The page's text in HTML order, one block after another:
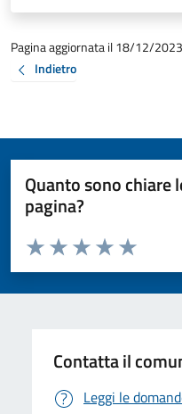
Pagina aggiornata il 18/12/
Indietro
Quanto sono chiare
pagina?
Valuta da 1 a 5 stelle la pagina
Valuta 5
Valuta 4
Valuta 3 stelle su
Valuta 2 stelle su 5
Valuta 1 stelle su 5
Contatta il
Leggi le